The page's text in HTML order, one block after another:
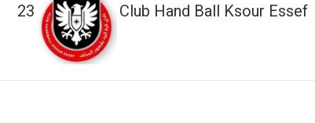
23 Club Hand Ball Ksour Essef